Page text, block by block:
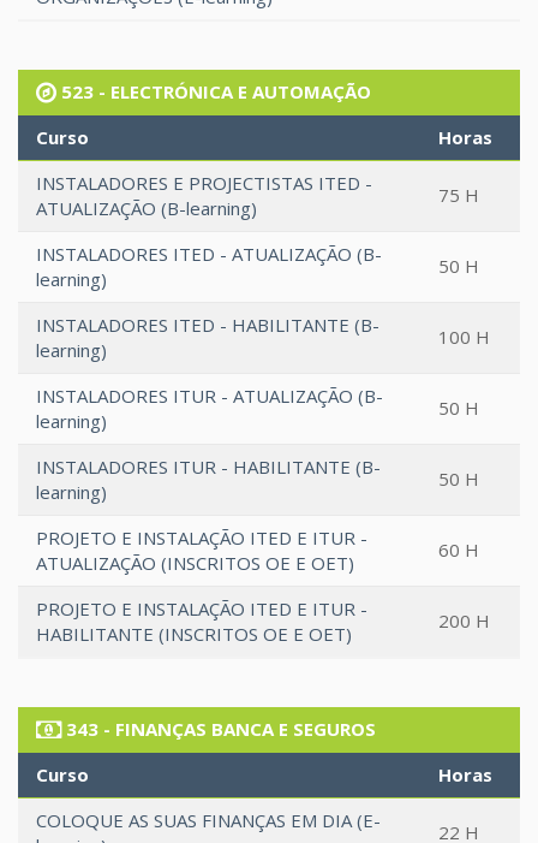
523 - ELECTRÓNICA E AUTOMAÇÃO
Curso
Horas
INSTALADORES E PROJECTISTAS ITED -
ATUALIZAÇÃO (B-learning)
75 H
INSTALADORES ITED - ATUALIZAÇÃO (B-
learning)
50 H
INSTALADORES ITED - HABILITANTE (B-
learning)
100 H
INSTALADORES ITUR - ATUALIZAÇÃO (B-
learning)
50 H
INSTALADORES ITUR - HABILITANTE (B-
learning)
50 H
PROJETO E INSTALAÇÃO ITED E ITUR -
ATUALIZAÇÃO (INSCRITOS OE E OET)
60 H
PROJETO E INSTALAÇÃO ITED E ITUR -
HABILITANTE (INSCRITOS OE E OET)
200 H
343 - FINANÇAS BANCA E SEGUROS
Curso
Horas
COLOQUE AS SUAS FINANÇAS EM DIA (E-
22 H